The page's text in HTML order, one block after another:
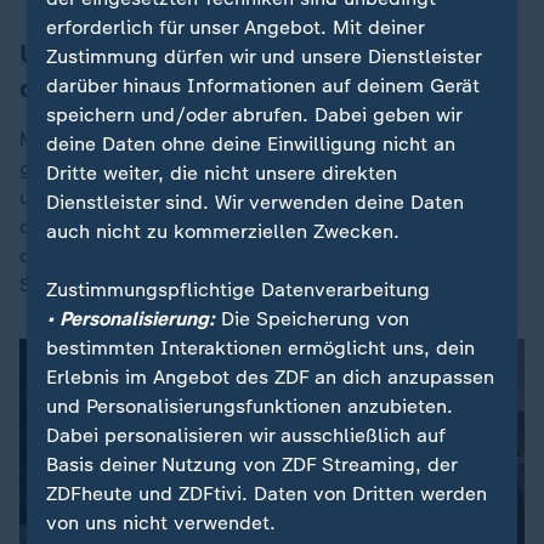
UN-Botschafter: Amerikaner in
doppelter Rolle
Melnyk bedauert zudem, "dass es Putin leider
gelungen ist, das Gefühl zu erzeugen, dass er
unbesiegbar ist". Dagegen halte er die Botschaft, dass
die Ukraine nicht alleine sei, dass sie zusammen mit
den "Freunden in der EU" stehe, für ein wichtiges
Signal, so Melnyk.
erforderlich für unser Angebot. Mit deiner
Zustimmung dürfen wir und unsere Dienstleister
darüber hinaus Informationen auf deinem Gerät
speichern und/oder abrufen. Dabei geben wir
deine Daten ohne deine Einwilligung nicht an
Dritte weiter, die nicht unsere direkten
Dienstleister sind. Wir verwenden deine Daten
auch nicht zu kommerziellen Zwecken.
Zustimmungspflichtige Datenverarbeitung
• Personalisierung:Die Speicherung von
bestimmten Interaktionen ermöglicht uns, dein
Erlebnis im Angebot des ZDF an dich anzupassen
und Personalisierungsfunktionen anzubieten.
Dabei personalisieren wir ausschließlich auf
Basis deiner Nutzung von ZDF Streaming, der
ZDFheute und ZDFtivi. Daten von Dritten werden
von uns nicht verwendet.